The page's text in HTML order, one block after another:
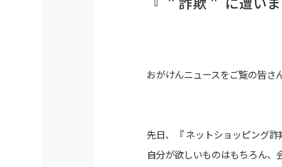
おがけんニュースをご覧の皆さ
先日、『 ネットショッピング
自分が欲しいものはもちろん